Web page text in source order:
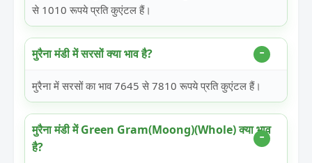
से 1010 रूपये प्रति कुएंटल हैं।
मुरैना मंडी में सरसों क्या भाव है?
मुरैना में सरसों का भाव 7645 से 7810 रूपये प्रति कुएंटल हैं।
मुरैना मंडी में Green Gram(Moong)(Whole) क्या भाव
है?